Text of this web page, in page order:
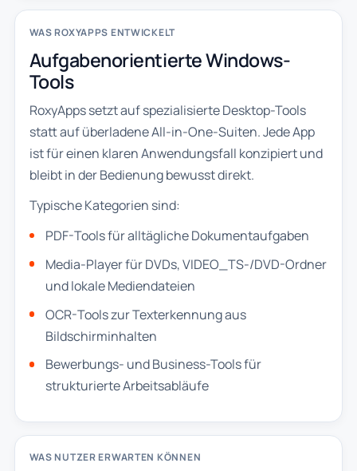
WAS ROXYAPPS ENTWICKELT
Aufgabenorientierte Windows-
Tools
RoxyApps setzt auf spezialisierte Desktop-Tools
statt auf überladene All-in-One-Suiten. Jede App
ist für einen klaren Anwendungsfall konzipiert und
bleibt in der Bedienung bewusst direkt.
Typische Kategorien sind:
PDF-Tools für alltägliche Dokumentaufgaben
Media-Player für DVDs, VIDEO_TS-/DVD-Ordner
und lokale Mediendateien
OCR-Tools zur Texterkennung aus
Bildschirminhalten
Bewerbungs- und Business-Tools für
strukturierte Arbeitsabläufe
WAS NUTZER ERWARTEN KÖNNEN